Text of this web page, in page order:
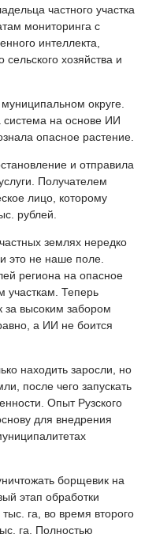
частного участка
мониторинга с
интеллекта,
хозяйства и
округе.
система на основе ИИ
опасное растение.
и отправила
Получателем
лицо, которому
рублей.
землях нередко
это не наше поле.
региона на опасное
участкам. Теперь
за высоким забором
а ИИ не боится
находить заросли, но
после чего запускать
Опыт Рузского
для внедрения
борщевик на
этап обработки
га, во время второго
га. Полностью